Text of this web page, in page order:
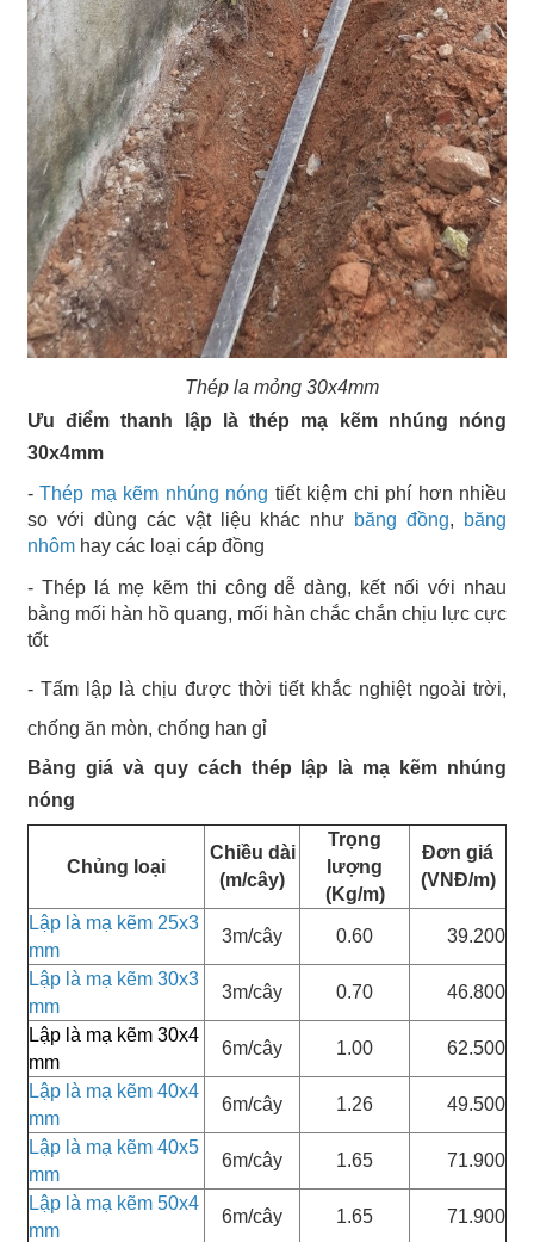
Thép la mỏng 30x4mm
Ưu điểm thanh lập là thép mạ kẽm nhúng nóng
30x4mm
-Thép mạ kẽm nhúng nóng tiết kiệm chi phí hơn nhiều
so với dùng các vật liệu khác như băng đồng,
băng
nhôm hay các loại cáp đồng
- Thép lá mẹ kẽm thi công dễ dàng, kết nối với nhau
bằng mối hàn hồ quang, mối hàn chắc chắn chịu lực cực
tốt
- Tấm lập là chịu được thời tiết khắc nghiệt ngoài trời,
chống ăn mòn, chống han gỉ
Bảng giá và quy cách thép lập là mạ kẽm nhúng
nóng
Chủng loại
Chiều dài
(m/cây)
Trọng
lượng
(Kg/m)
Đơn giá
(VNĐ/m)
Lập là mạ kẽm 25x3
mm
3m/cây 0.60 39.200
Lập là mạ kẽm 30x3
mm
3m/cây 0.70 46.800
Lập là mạ kẽm 30x4
mm
6m/cây 1.00 62.500
Lập là mạ kẽm 40x4
mm
6m/cây 1.26 49.500
Lập là mạ kẽm 40x5
mm
6m/cây 1.65 71.900
Lập là mạ kẽm 50x4
mm
6m/cây 1.65 71.900